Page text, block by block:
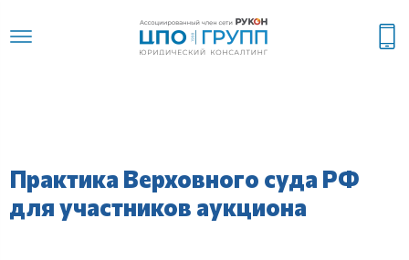
Практика Верховного суда РФ
для участников аукциона